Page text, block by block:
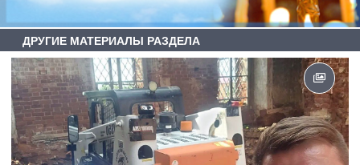
ДРУГИЕ МАТЕРИАЛЫ РАЗДЕЛА